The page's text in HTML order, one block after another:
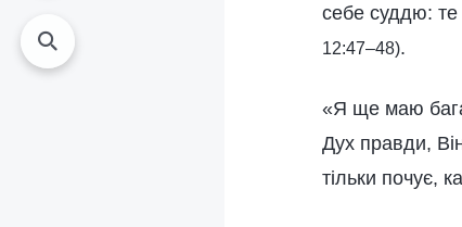
себе суддю:
12:47–48).
«Я ще маю
Дух правди,
тільки почує,